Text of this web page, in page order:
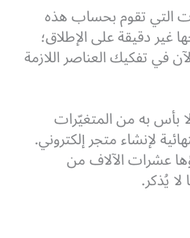
التي تقوم بحساب هذه
غير دقيقة على الإطلاق؛
في تفكيك العناصر اللازمة
بأس به من المتغيّرات
لإنشاء متجر إلكتروني.
عشرات الآلاف من
يُذكر.